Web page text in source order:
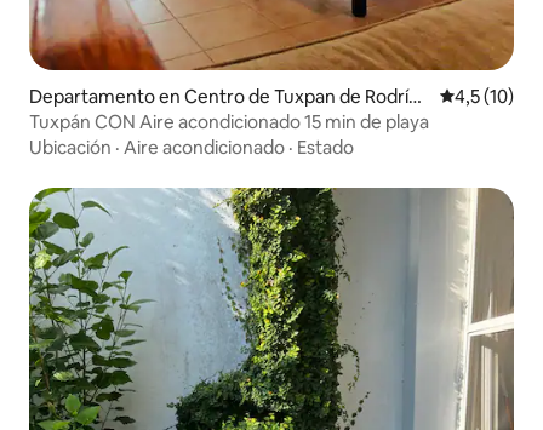
Departamento en Centro de Tuxpan de Rodrígu
ez Cano
Calificación
4,5 (10)
Tuxpán CON Aire acondicionado 15 min de playa
Ubicación · Aire acondicionado · Estado